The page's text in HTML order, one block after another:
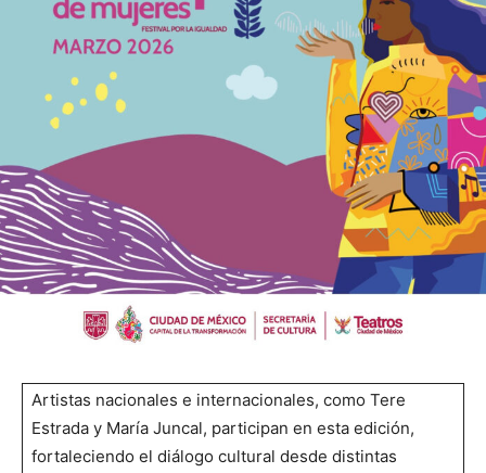
Artistas nacionales e internacionales, como Tere
Estrada y María Juncal, participan en esta edición,
fortaleciendo el diálogo cultural desde distintas